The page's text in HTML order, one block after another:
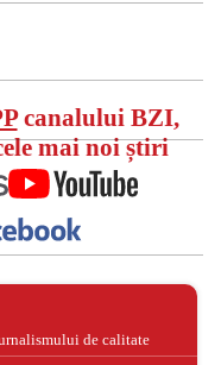
canalului BZI,
mai noi știri
de calitate